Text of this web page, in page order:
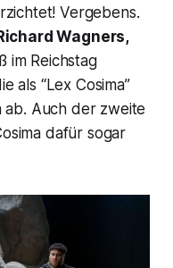
Vergebens.
Wagners,
im Reichstag
als “Lex Cosima”
ab. Auch der zweite
dafür sogar